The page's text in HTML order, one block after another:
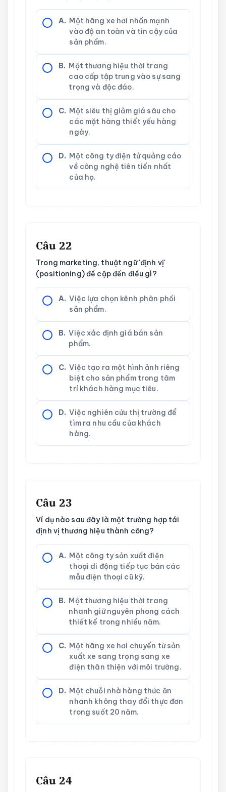
A. Một hãng xe hơi nhấn mạnh
vào độ an toàn và tin cậy của
sản phẩm.
B. Một thương hiệu thời trang
cao cấp tập trung vào sự sang
trọng và độc đáo.
C. Một siêu thị giảm giá sâu cho
các mặt hàng thiết yếu hàng
ngày.
D. Một công ty điện tử quảng cáo
về công nghệ tiên tiến nhất
của họ.
Câu 22
Trong marketing, thuật ngữ 'định vị'
(positioning) đề cập đến điều gì?
A. Việc lựa chọn kênh phân phối
sản phẩm.
B. Việc xác định giá bán sản
phẩm.
C. Việc tạo ra một hình ảnh riêng
biệt cho sản phẩm trong tâm
trí khách hàng mục tiêu.
D. Việc nghiên cứu thị trường để
tìm ra nhu cầu của khách
hàng.
Câu 23
Ví dụ nào sau đây là một trường hợp tái
định vị thương hiệu thành công?
A. Một công ty sản xuất điện
thoại di động tiếp tục bán các
mẫu điện thoại cũ kỹ.
B. Một thương hiệu thời trang
nhanh giữ nguyên phong cách
thiết kế trong nhiều năm.
C. Một hãng xe hơi chuyển từ sản
xuất xe sang trọng sang xe
điện thân thiện với môi trường.
D. Một chuỗi nhà hàng thức ăn
nhanh không thay đổi thực đơn
trong suốt 20 năm.
Câu 24